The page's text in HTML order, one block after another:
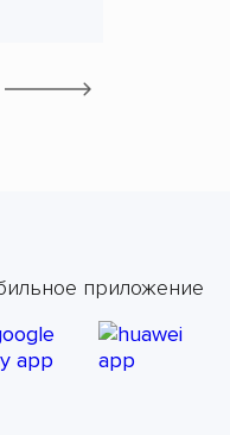
приложение